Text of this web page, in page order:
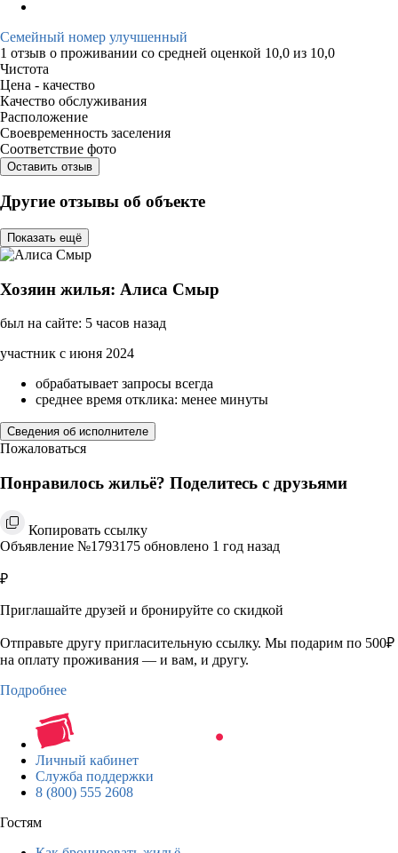
Семейный номер улучшенный
1 отзыв о проживании со средней оценкой 10,0 из 10,0
Чистота
Цена - качество
Качество обслуживания
Расположение
Своевременность заселения
Соответствие фото
Оставить отзыв
Другие отзывы об объекте
Показать ещё
Хозяин жилья: Алиса Смыр
был на сайте: 5 часов назад
участник с июня 2024
обрабатывает запросы всегда
среднее время отклика: менее минуты
Сведения об исполнителе
Пожаловаться
Понравилось жильё? Поделитесь с друзьями
Копировать ссылку
Объявление №1793175 обновлено 1 год назад
₽
Приглашайте друзей и бронируйте со скидкой
Отправьте другу пригласительную ссылку. Мы подарим по 500₽
на оплату проживания — и вам, и другу.
Подробнее
Личный кабинет
Служба поддержки
8 (800) 555 2608
Гостям